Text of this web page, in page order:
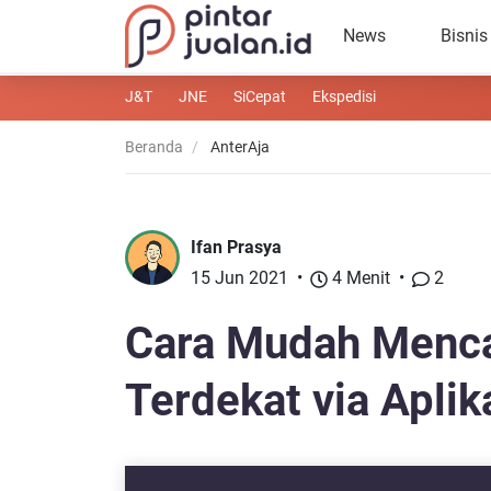
News Bisnis
J&T JNE SiCepat Ekspedisi
Beranda AnterAja
Cara Mudah
Terdekat via
Ifan Prasya
15 Jun 2021
4 Menit 2